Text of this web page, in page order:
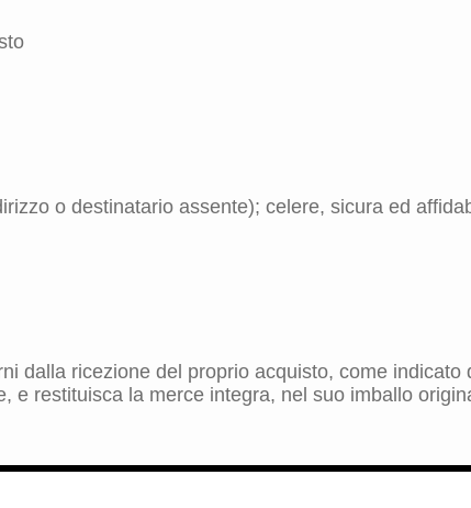
o destinatario assente); celere, sicura ed
dalla ricezione del proprio acquisto, come
e restituisca la merce integra, nel suo imballo